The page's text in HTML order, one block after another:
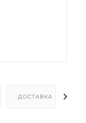
ДОСТАВКА